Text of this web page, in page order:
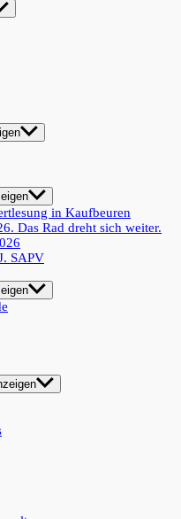
in Kaufbeuren
Das Rad dreht sich weiter.
SAPV